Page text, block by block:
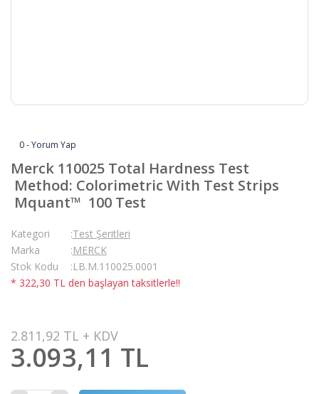
0 - Yorum Yap
Merck 110025 Total Hardness Test
Method: Colorimetric With Test Strips
Mquant™ 100 Test
Kategori
Test Şeritleri
Marka
MERCK
Stok Kodu
LB.M.110025.0001
* 322,30 TL den başlayan taksitlerle!!
2.811,92 TL + KDV
3.093,11 TL